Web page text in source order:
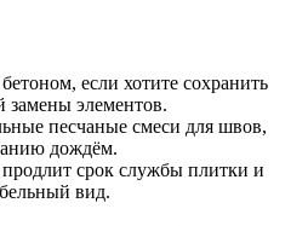
если хотите сохранить
замены элементов.
песчаные смеси для швов,
дождём.
срок службы плитки и
вид.